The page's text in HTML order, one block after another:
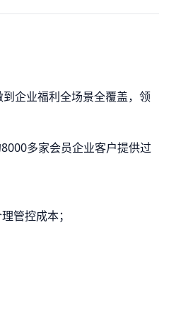
企业福利全场景全覆盖，领
多家会员企业客户提供过
管控成本；